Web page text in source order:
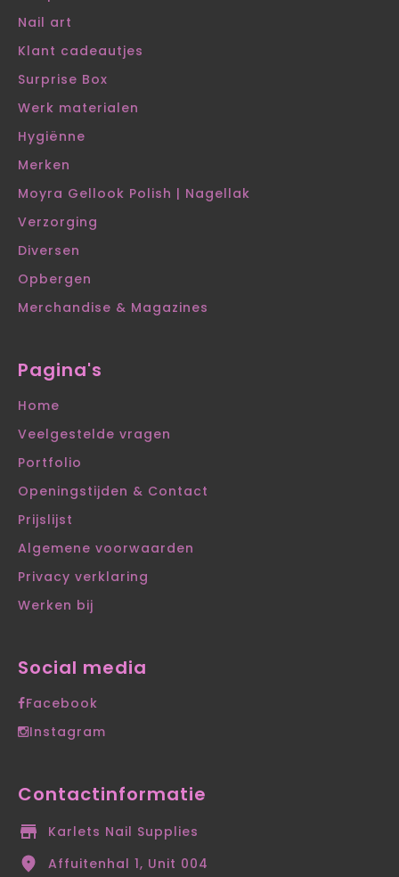
Nail art
Klant cadeautjes
Surprise Box
Werk materialen
Hygiënne
Merken
Moyra Gellook Polish | Nagellak
Verzorging
Diversen
Opbergen
Merchandise & Magazines
Pagina's
Home
Veelgestelde vragen
Portfolio
Openingstijden & Contact
Prijslijst
Algemene voorwaarden
Privacy verklaring
Werken bij
Social media
Facebook
Instagram
Contactinformatie
Karlets Nail Supplies
Affuitenhal 1, Unit 004